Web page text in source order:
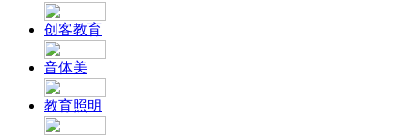
创客教育
音体美
教育照明